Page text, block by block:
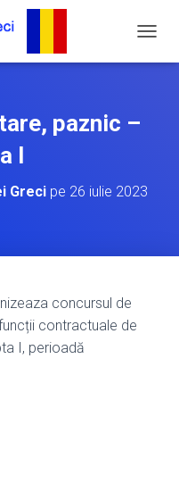
O
I
paznic –
I
Grecipe 26 iulie 2023
concursul de
contractuale de
I, perioadă